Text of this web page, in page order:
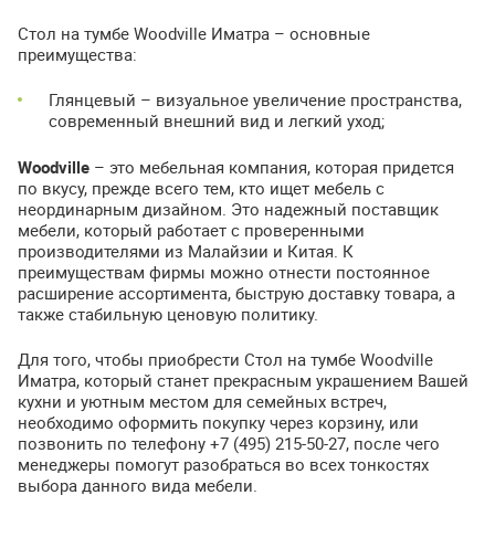
Стол на тумбе Woodville Иматра – основные
преимущества:
Глянцевый – визуальное увеличение пространства,
современный внешний вид и легкий уход;
Woodville – это мебельная компания, которая придется
по вкусу, прежде всего тем, кто ищет мебель с
неординарным дизайном. Это надежный поставщик
мебели, который работает с проверенными
производителями из Малайзии и Китая. К
преимуществам фирмы можно отнести постоянное
расширение ассортимента, быструю доставку товара, а
также стабильную ценовую политику.
Для того, чтобы приобрести Стол на тумбе Woodville
Иматра, который станет прекрасным украшением Вашей
кухни и уютным местом для семейных встреч,
необходимо оформить покупку через корзину, или
позвонить по телефону +7 (495) 215-50-27, после чего
менеджеры помогут разобраться во всех тонкостях
выбора данного вида мебели.